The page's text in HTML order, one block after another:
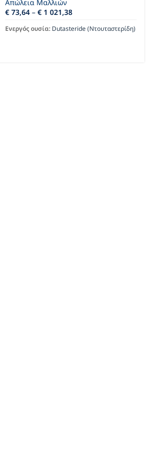
Απώλεια Μαλλιών
€ 73,64 – € 1 021,38
Ενεργός ουσία: Dutasteride (Ντουταστερίδη)